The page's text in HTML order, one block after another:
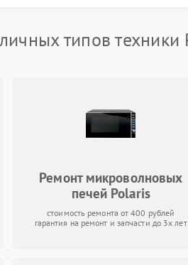
типов техники
Ремонт микроволновых
печей Polaris
стоимость ремонта от 400 рублей
гарантия на ремонт и запчасти до 3х лет